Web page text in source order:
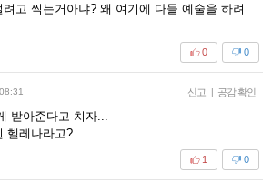
고 찍는거아냐? 왜 여기에 다들 예술을 하려
0
0
신고 | 공감 확인
받아준다고 치자...
헬레나라고?
0
1